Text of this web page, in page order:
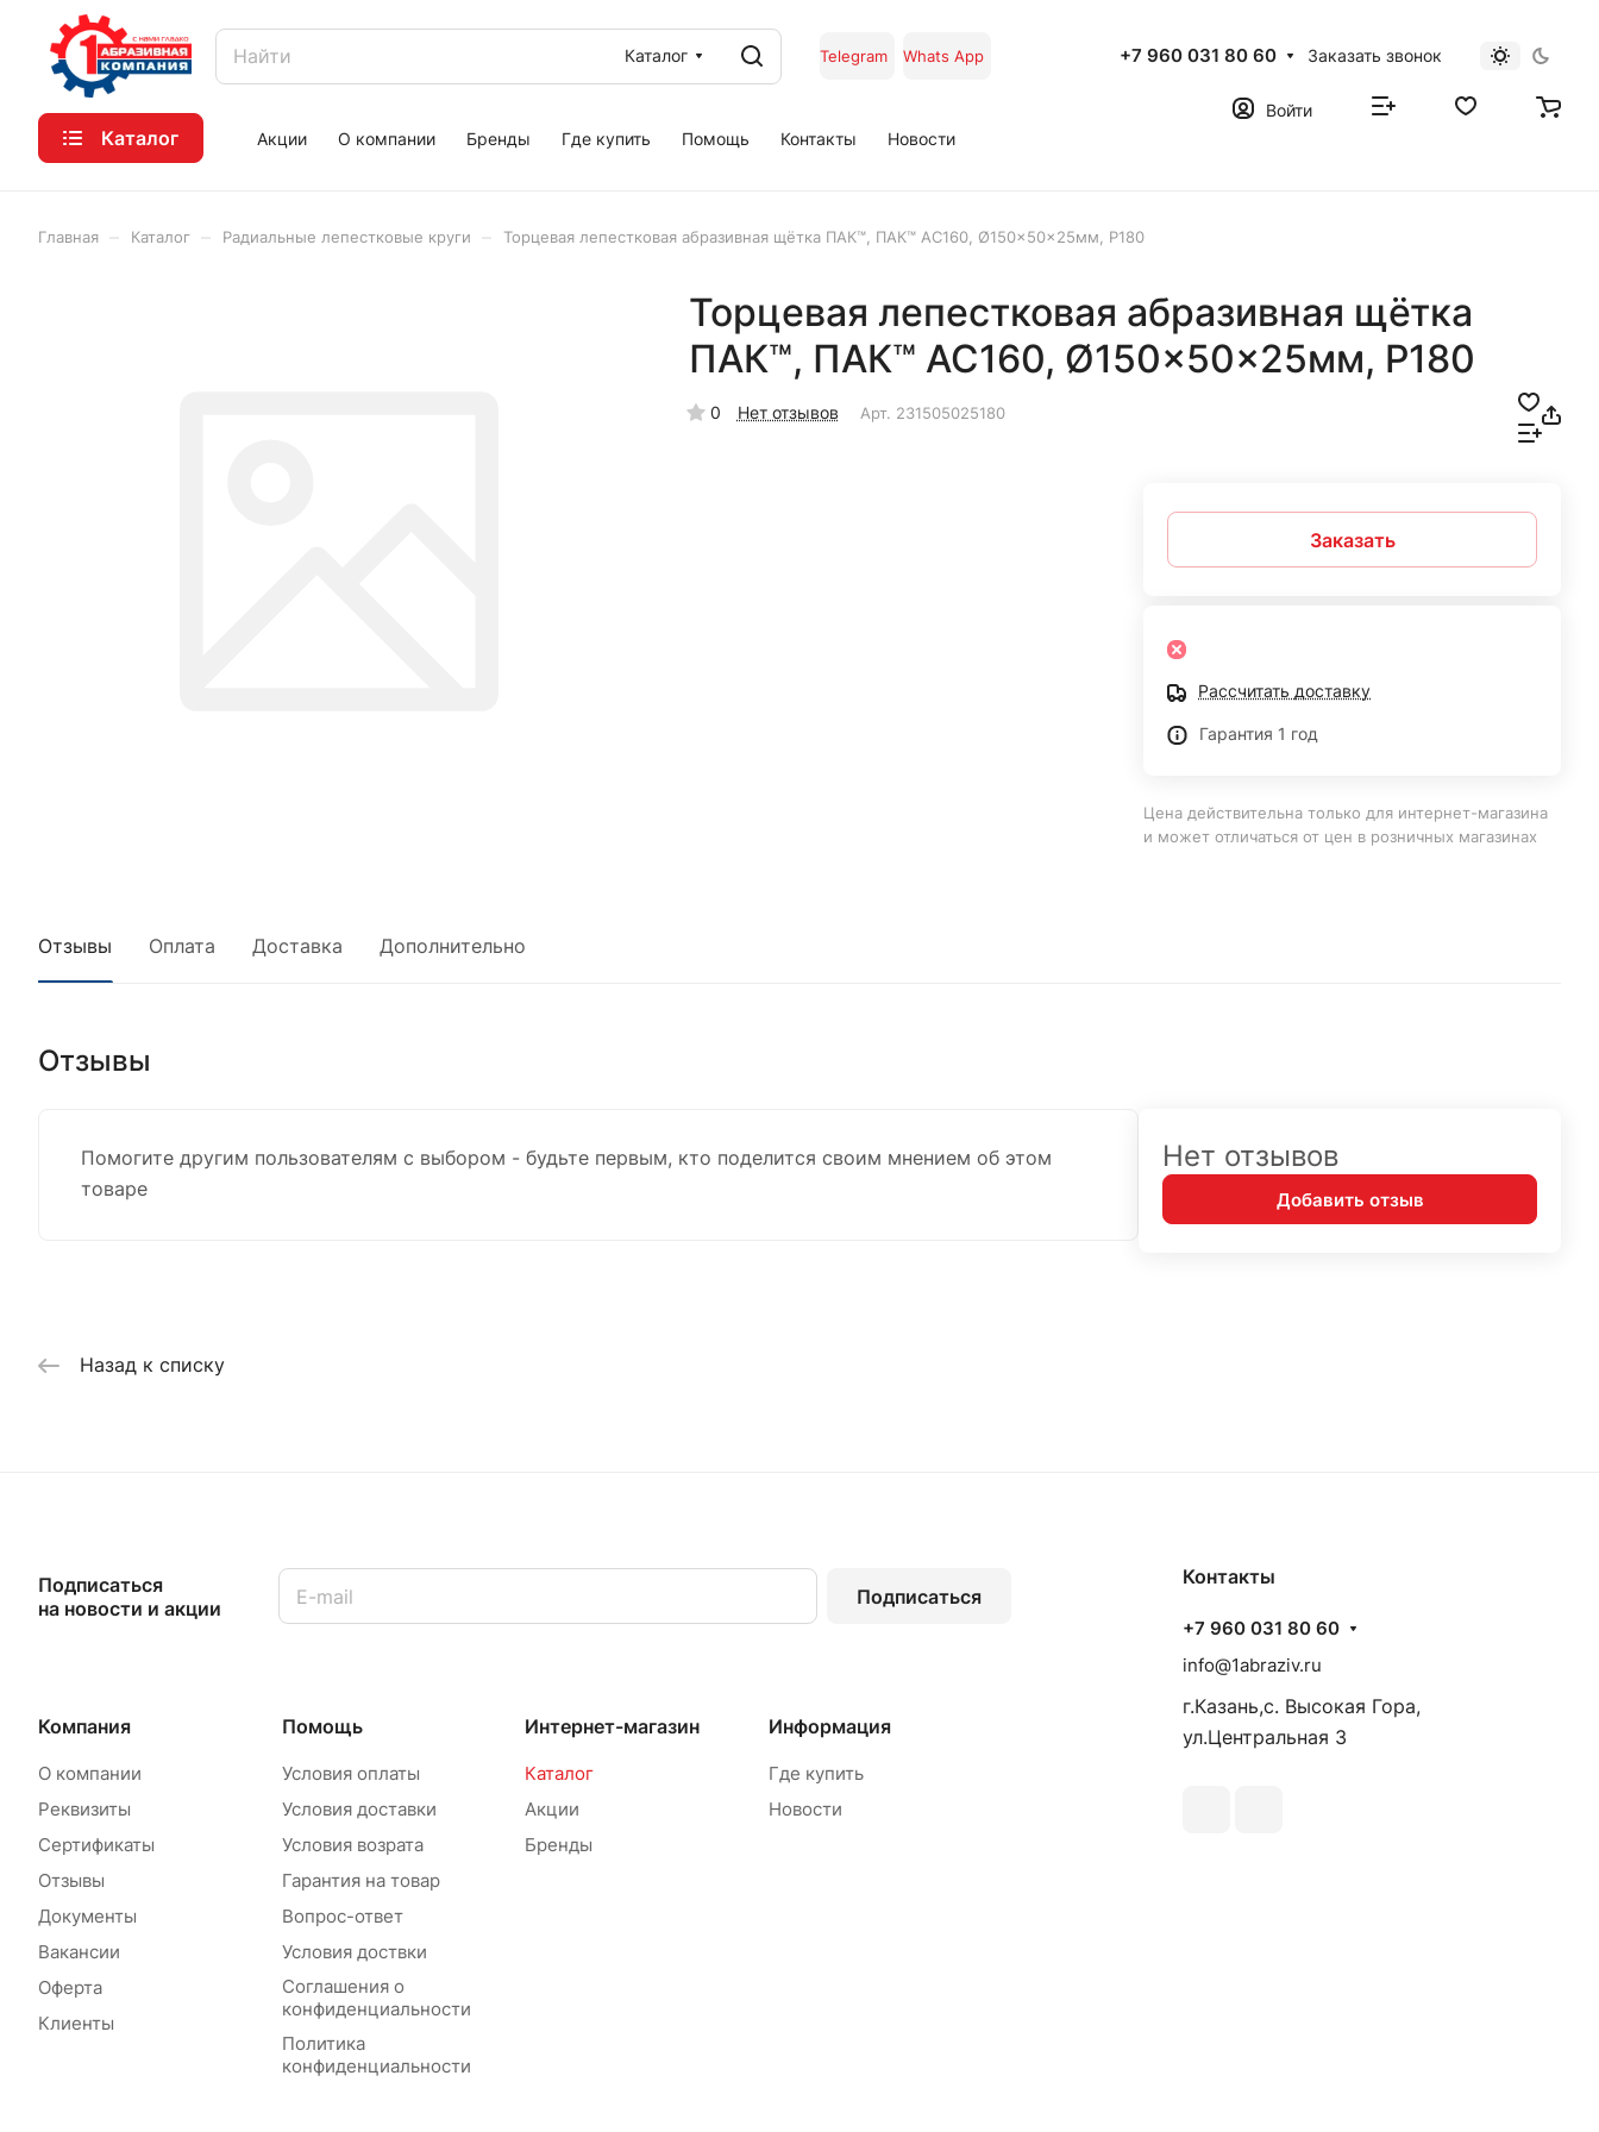
Каталог Telegram Whats App +7 960 031 80 60 Заказать звонок
Каталог Акции О компании Бренды Где купить Помощь Контакты Новости
Войти
Главная Каталог Радиальные лепестковые круги Торцевая лепестковая абразивная щётка ПАК™, ПАК™ AC160, Ø150x50x25мм, Р180
Торцевая лепестковая абразивная щётка
ПАК™, ПАК™ AC160, Ø150x50x25мм, Р180
0 Нет отзывов Арт. 231505025180
Заказать
Рассчитать доставку
Гарантия 1 год
Цена действительна только для интернет-магазина
и может отличаться от цен в розничных магазинах
Отзывы Оплата Доставка Дополнительно
Отзывы
Помогите другим пользователям с выбором - будьте первым, кто поделится своим мнением об этом
товаре
Нет отзывов
Добавить отзыв
Назад к списку
Подписаться
на новости и акции
Подписаться
Компания
О компании
Реквизиты
Сертификаты
Отзывы
Документы
Вакансии
Оферта
Клиенты
Помощь
Условия оплаты
Условия доставки
Условия возрата
Гарантия на товар
Вопрос-ответ
Условия доствки
Соглашения о
конфиденциальности
Политика
конфиденциальности
Интернет-магазин
Каталог
Акции
Бренды
Информация
Где купить
Новости
Контакты
+7 960 031 80 60
info@1abraziv.ru
г.Казань,с. Высокая Гора,
ул.Центральная 3